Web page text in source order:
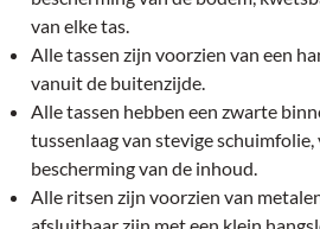
van elke tas.
Alle tassen zijn voorzien van een
vanuit de buitenzijde.
Alle tassen hebben een zwarte
tussenlaag van stevige
bescherming van de inhoud.
Alle ritsen zijn voorzien van